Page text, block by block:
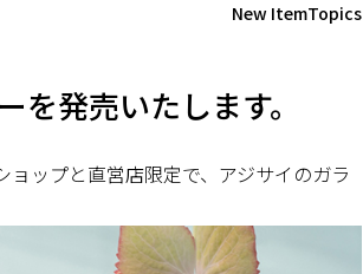
New ItemTopics
発売いたします。
ップと直営店限定で、 アジサイ のガラ